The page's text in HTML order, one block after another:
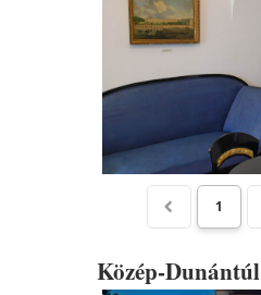
1
Közép-Dunántúl